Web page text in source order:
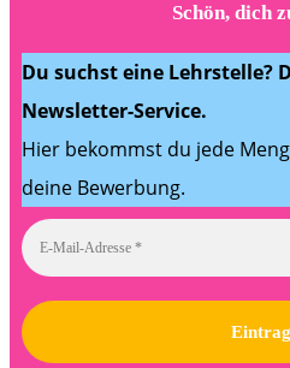
Schön, dich
Du suchst eine Lehrstelle?
Newsletter-Service.
Hier bekommst du jede
deine Bewerbung.